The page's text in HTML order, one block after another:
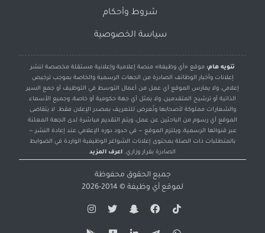
شروط وأحكام
سياسة الخصوصية
تنويه هام: موقع «أي وظيفة» منصة إعلامية وإعلانية مستقلة مخصصة لنشر
إعلانات وأخبار الوظائف الصادرة من الجهات الرسمية والخاصة بموجب ترخيص
إعلامي، ولا يمارس الموقع أي عمل من أعمال التوسط في التوظيف أو جمع السير
الذاتية أو ترشيح المتقدمين، ولا يمثل أي جهة حكومية أو خاصة، وجميع الأسماء
والشعارات مملوكة لأصحابها وتُعرض للتعريف بمصدر الإعلان فقط. لا يتقاضى
الموقع أي رسوم من الباحثين عن عمل، ويتم التقديم مباشرة لدى الجهة المعلنة
عبر قنواتها الرسمية، ويلتزم الموقع — في حدود دوره الإعلامي عند إعادة النشر —
بالمتطلبات ذات الصلة بمحتوى إعلانات الشواغر الوظيفية الواردة في الضوابط
الصادرة بقرار وزاري. اعرف المزيد
جميع الحقوق محفوظة
لموقع أي وظيفة © 2014-2026